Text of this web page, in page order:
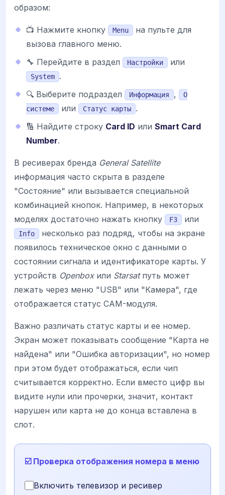
образом:
📺 Нажмите кнопку Menu
на пульте для
вызова главного меню.
🔧 Перейдите в раздел
Настройки или
System
.
🔍 Выберите подраздел
Информация ,
О
системе
или Статус карты
.
🔢 Найдите строку Card ID или Smart Card
Number.
В ресиверах бренда General Satellite
информация часто скрыта в разделе
"Состояние" или вызывается специальной
комбинацией кнопок. Например, в некоторых
моделях достаточно нажать кнопку
F3 или
Info
несколько раз подряд, чтобы на экране
появилось техническое окно с данными о
состоянии сигнала и идентификаторе карты. У
устройств Openboxили Starsatпуть может
лежать через меню "USB" или "Камера", где
отображается статус CAM-модуля.
Важно различать статус карты и ее номер.
Экран может показывать сообщение "Карта не
найдена" или "Ошибка авторизации", но номер
при этом будет отображаться, если чип
считывается корректно. Если вместо цифр вы
видите нули или прочерки, значит, контакт
нарушен или карта не до конца вставлена в
слот.
☑️ Проверка отображения номера в меню
Включить телевизор и ресивер